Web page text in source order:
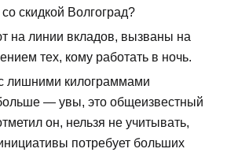
скидкой Волгоград?
на линии вкладов, вызваны на
тех, кому работать в ночь.
лишними килограммами
— увы, это общеизвестный
он, нельзя не учитывать,
потребует больших